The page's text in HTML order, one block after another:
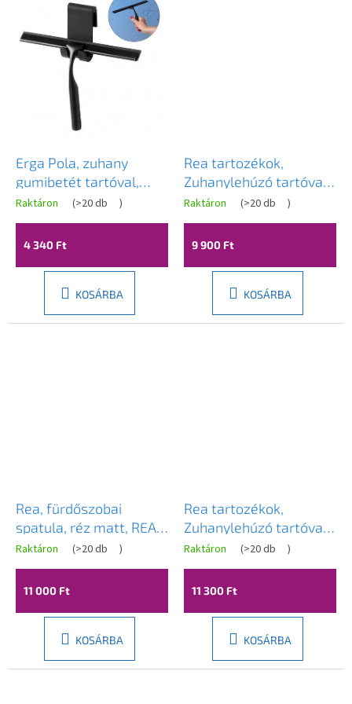
Erga Pola, zuhany
gumibetét tartóval,
fekete matt, ERG-YKA-
RY.POLA
Raktáron (>20 db )
4 340 Ft
KOSÁRBA
Rea tartozékok,
Zuhanylehúzó tartóval
YZ-G04, arany, REA-
72000
Raktáron (>20 db )
9 900 Ft
KOSÁRBA
Rea, fürdőszobai
spatula, réz matt, REA-
72065
Raktáron (>20 db )
11 000 Ft
KOSÁRBA
Rea tartozékok,
Zuhanylehúzó tartóval
YZ-G04, króm, REA-
70000
Raktáron (>20 db )
11 300 Ft
KOSÁRBA